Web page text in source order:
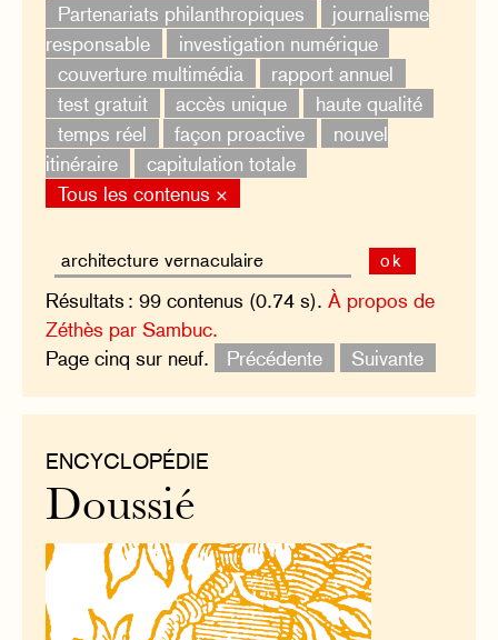
Partenariats philanthropiques
journalisme
responsable
investigation numérique
couverture multimédia
rapport annuel
test gratuit
accès unique
haute qualité
temps réel
façon proactive
nouvel
itinéraire
capitulation totale
Tous les contenus ×
ok
Résultats : 99 contenus (0.74 s).À propos de
Zéthès par Sambuc.
Page cinq sur neuf.
Précédente Suivante
ENCYCLOPÉDIE
Doussié